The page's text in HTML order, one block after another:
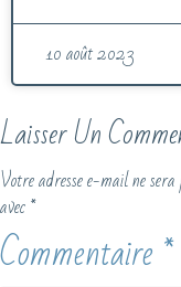
10 août 2023
Laisser Un
Votre adresse e-mail ne sera
avec*
Commentaire*